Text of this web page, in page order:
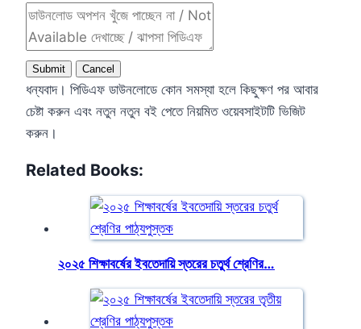
Submit Cancel
ধন্যবাদ। পিডিএফ ডাউনলোডে কোন সমস্যা হলে কিছুক্ষণ পর আবার
চেষ্টা করুন এবং নতুন নতুন বই পেতে নিয়মিত ওয়েবসাইটটি ভিজিট
করুন।
Related Books:
২০২৫ শিক্ষাবর্ষের ইবতেদায়ি স্তরের চতুর্থ শ্রেণির…